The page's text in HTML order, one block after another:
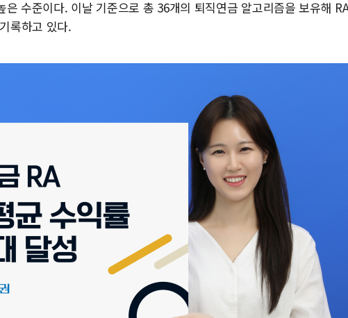
수준이다. 이날 기준으로 총 36개의 퇴직연금 알고리즘을 보유해
록하고 있다.